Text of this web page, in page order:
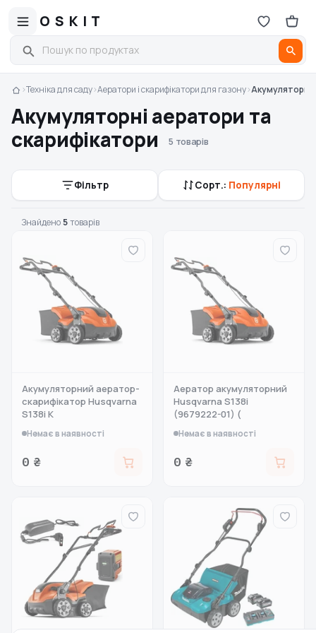
OSKIT
›Техніка для саду›Аератори і скарифікатори для газону›Акумуляторні
Акумуляторні аератори та
скарифікатори
5 товарів
Фільтр Сорт.: Популярні
Знайдено 5товарів
Акумуляторний аератор-
скарифікатор Husqvarna
S138i К
Немає в наявності
0 ₴
Аератор акумуляторний
Husqvarna S138i
(9679222-01) (
Немає в наявності
0 ₴